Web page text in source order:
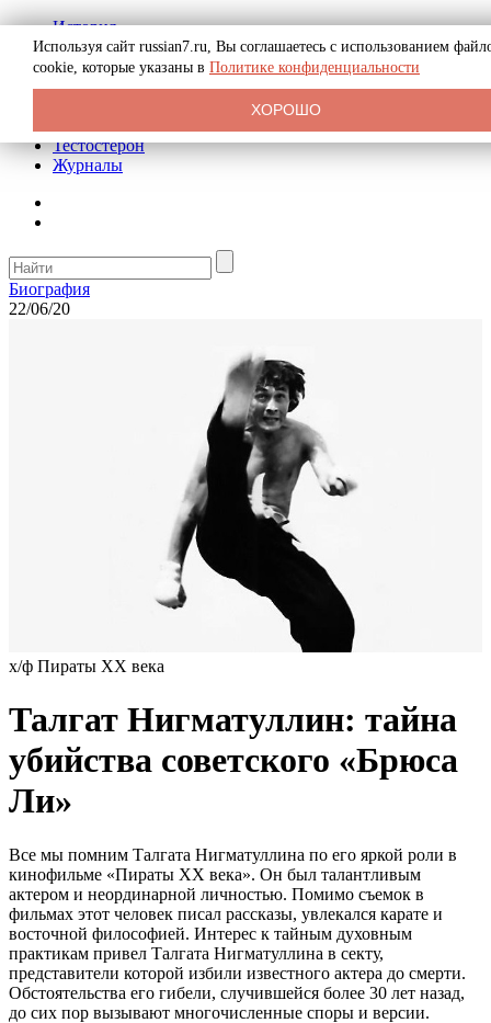
История
Биография
Криминал
Реклама на сайте
Тестостерон
Журналы
Биография
22/06/20
х/ф Пираты ХХ века
Талгат Нигматуллин: тайна
убийства советского «Брюса
Ли»
Все мы помним Талгата Нигматуллина по его яркой роли в
кинофильме «Пираты ХХ века». Он был талантливым
актером и неординарной личностью. Помимо съемок в
фильмах этот человек писал рассказы, увлекался карате и
восточной философией. Интерес к тайным духовным
практикам привел Талгата Нигматуллина в секту,
представители которой избили известного актера до смерти.
Обстоятельства его гибели, случившейся более 30 лет назад,
до сих пор вызывают многочисленные споры и версии.
Используя сайт russian7.ru, Вы соглашаетесь с использованием
cookie, которые указаны в Политике конфиденциальности
ХОРОШО